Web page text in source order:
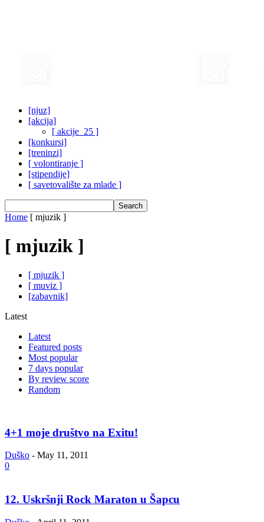
[njuz]
[akcija]
[ akcije_25 ]
[konkursi]
[treninzi]
[ volontiranje ]
[stipendije]
[ savetovalište za mlade ]
Home [ mjuzik ]
[ mjuzik ]
[ mjuzik ]
[ muviz ]
[zabavnik]
Latest
Latest
Featured posts
Most popular
7 days popular
By review score
Random
4+1 moje društvo na Exitu!
Duško - May 11, 2011
0
12. Uskršnji Rock Maraton u Šapcu